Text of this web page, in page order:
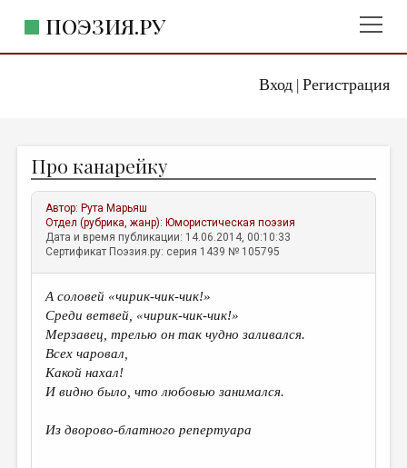
Вход| Регистрация
ПОЭЗИЯ.РУ
ЖАНРЫ
АВТОРЫ
КОММЕНТАРИИ
ЛИТСАЛОН
НОВОСТИ
ПРАВИЛА САЙТА
ОТДЕЛЫ И РУБРИКИ
ИЗБРАННОЕ
ДАЙДЖЕСТ
Про канарейку
Автор: Рута Марьяш
Отдел (рубрика, жанр): Юмористическая поэзия
Дата и время публикации: 14.06.2014, 00:10:33
Сертификат Поэзия.ру: серия 1439 № 105795
А соловей «чирик-чик-чик!»
Среди ветвей, «чирик-чик-чик!»
Мерзавец, трелью он так чудно заливался.
Всех чаровал,
Какой нахал!
И видно было, что любовью занимался.
Из дворово-блатного репертуара